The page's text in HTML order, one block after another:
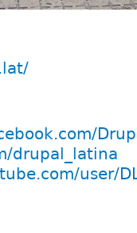
drupal_latina
user/